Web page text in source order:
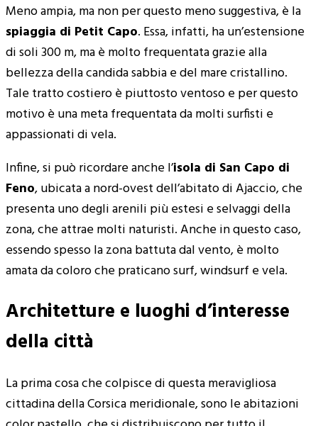
Meno ampia, ma non per questo meno suggestiva, è la
spiaggia di Petit Capo. Essa, infatti, ha un’estensione
di soli 300 m, ma è molto frequentata grazie alla
bellezza della candida sabbia e del mare cristallino.
Tale tratto costiero è piuttosto ventoso e per questo
motivo è una meta frequentata da molti surfisti e
appassionati di vela.
Infine, si può ricordare anche l’isola di San Capo di
Feno, ubicata a nord-ovest dell’abitato di Ajaccio, che
presenta uno degli arenili più estesi e selvaggi della
zona, che attrae molti naturisti. Anche in questo caso,
essendo spesso la zona battuta dal vento, è molto
amata da coloro che praticano surf, windsurf e vela.
Architetture e luoghi d’interesse
della città
La prima cosa che colpisce di questa meravigliosa
cittadina della Corsica meridionale, sono le abitazioni